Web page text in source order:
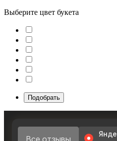
Выберите цвет букета
Подобрать